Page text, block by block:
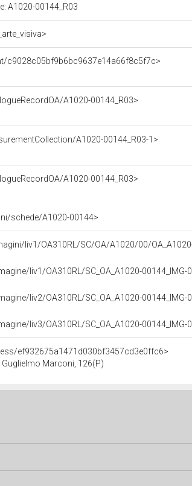
A1020-00144_R03
c9028c05bf9b6bc9637e14a66f8c5f7c>
A1020-00144_R03>
A1020-00144_R03-1>
A1020-00144_R03>
schede/A1020-00144>
liv1/OA310RL/SC/OA/A1020/00/
liv1/OA310RL/SC_OA_A1020-00144_IMG-
liv2/OA310RL/SC_OA_A1020-00144_IMG-
liv3/OA310RL/SC_OA_A1020-00144_IMG-
ef932675a1471d030bf3457cd3e0ffc6>
Guglielmo Marconi, 126(P)